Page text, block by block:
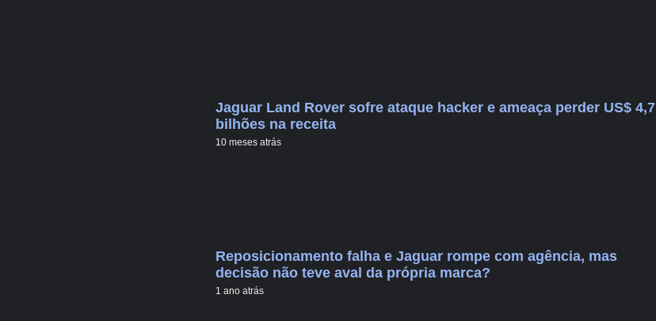
Jaguar Land Rover sofre ataque hacker e ameaça perder US$ 4,7
bilhões na receita
10 meses atrás
Reposicionamento falha e Jaguar rompe com agência, mas
decisão não teve aval da própria marca?
1 ano atrás